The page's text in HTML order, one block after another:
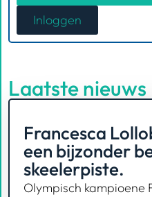
Inloggen
Laatste nieuws
Francesca
een bijzonder
skeelerpiste.
Olympisch kampioene